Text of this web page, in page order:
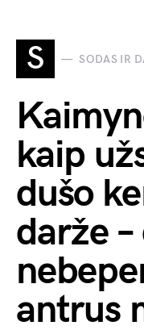
S SODAS IR
kaip
dušo
darže
antrus